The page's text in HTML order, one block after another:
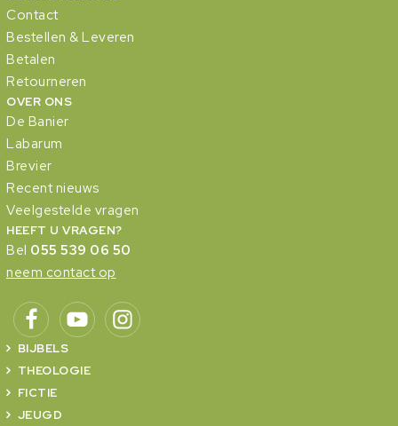
Contact
Bestellen & Leveren
Betalen
Retourneren
OVER ONS
De Banier
Labarum
Brevier
Recent nieuws
Veelgestelde vragen
HEEFT U VRAGEN?
Bel 055 539 06 50
neem contact op
BIJBELS
THEOLOGIE
FICTIE
JEUGD